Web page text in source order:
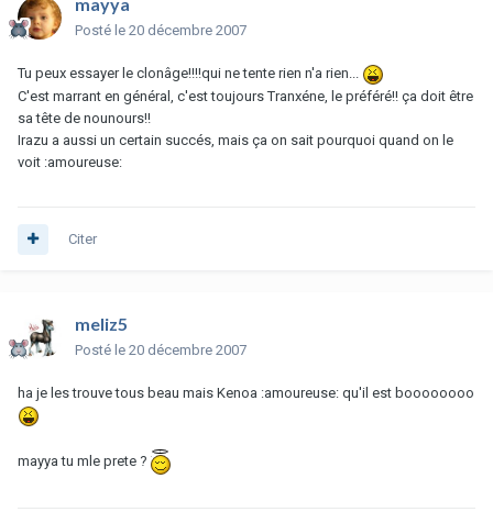
Posté le 20 décembre 2007
Tu peux essayer le clonâge!!!!qui ne tente rien n'a rien...
C'est marrant en général, c'est toujours Tranxéne, le préféré!! ça doit être
sa tête de nounours!!
Irazu a aussi un certain succés, mais ça on sait pourquoi quand on le
voit :amoureuse:
Citer
meliz5
Posté le 20 décembre 2007
ha je les trouve tous beau mais Kenoa :amoureuse: qu'il est boooooooo
mayya tu mle prete ?